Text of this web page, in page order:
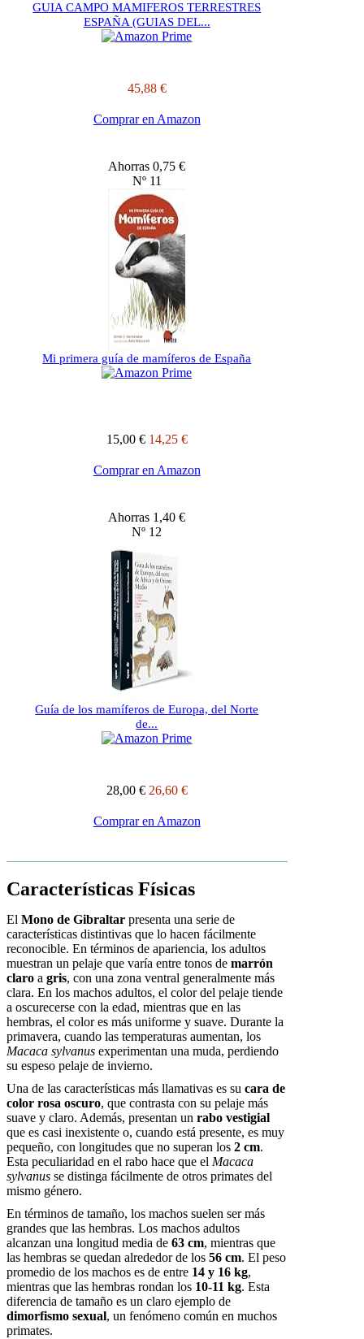
GUIA CAMPO MAMIFEROS TERRESTRES
ESPAÑA (GUIAS DEL...
45,88 €
Comprar en Amazon
Ahorras 0,75 €
Nº 11
Mi primera guía de mamíferos de España
15,00 € 14,25 €
Comprar en Amazon
Ahorras 1,40 €
Nº 12
Guía de los mamíferos de Europa, del Norte
de...
28,00 € 26,60 €
Comprar en Amazon
Características Físicas
El Mono de Gibraltar presenta una serie de
características distintivas que lo hacen fácilmente
reconocible. En términos de apariencia, los adultos
muestran un pelaje que varía entre tonos de marrón
claro a gris, con una zona ventral generalmente más
clara. En los machos adultos, el color del pelaje tiende
a oscurecerse con la edad, mientras que en las
hembras, el color es más uniforme y suave. Durante la
primavera, cuando las temperaturas aumentan, los
Macaca sylvanus experimentan una muda, perdiendo
su espeso pelaje de invierno.
Una de las características más llamativas es su cara de
color rosa oscuro, que contrasta con su pelaje más
suave y claro. Además, presentan un rabo vestigial
que es casi inexistente o, cuando está presente, es muy
pequeño, con longitudes que no superan los 2 cm.
Esta peculiaridad en el rabo hace que el Macaca
sylvanus se distinga fácilmente de otros primates del
mismo género.
En términos de tamaño, los machos suelen ser más
grandes que las hembras. Los machos adultos
alcanzan una longitud media de 63 cm, mientras que
las hembras se quedan alrededor de los 56 cm. El peso
promedio de los machos es de entre 14 y 16 kg,
mientras que las hembras rondan los 10-11 kg. Esta
diferencia de tamaño es un claro ejemplo de
dimorfismo sexual, un fenómeno común en muchos
primates.